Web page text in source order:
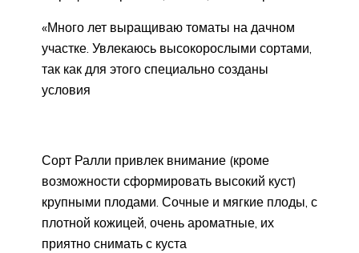
«Много лет выращиваю томаты на дачном
участке. Увлекаюсь высокорослыми сортами,
так как для этого специально созданы
условия
Сорт Ралли привлек внимание (кроме
возможности сформировать высокий куст)
крупными плодами. Сочные и мягкие плоды, с
плотной кожицей, очень ароматные, их
приятно снимать с куста